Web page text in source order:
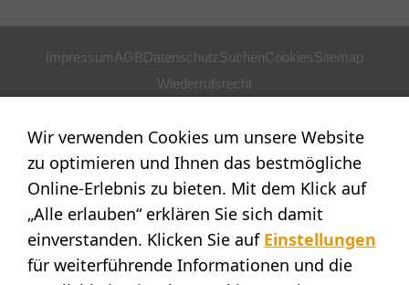
ImpressumAGBDatenschutzSuchenCookiesSitemap
Wiederrufsrecht
Nostalgie- & Geschenk Shop
Maja Schmid
Luzernerstr. 14
CH-6353 Weggis
SHOWROOM
Wir verwenden Cookies um unsere Website
zu optimieren und Ihnen das bestmögliche
Online-Erlebnis zu bieten. Mit dem Klick auf
„Alle erlauben“ erklären Sie sich damit
einverstanden. Klicken Sie auf Einstellungen
für weiterführende Informationen und die